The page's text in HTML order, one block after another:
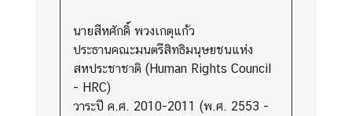
นายสีหศักดิ์ พวงเกตุแก้ว
ประธานคณะมนตรีสิทธิมนุษยชนแห่ง
สหประชาชาติ (Human Rights Council
- HRC)
วาระปี ค.ศ. 2010-2011 (พ.ศ. 2553 -